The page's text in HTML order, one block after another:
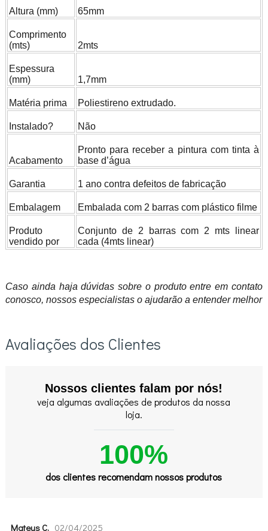
Altura (mm) 65mm
Comprimento
(mts)
2mts
Espessura
(mm)
1,7mm
Matéria prima Poliestireno extrudado.
Instalado? Não
Acabamento
Pronto para receber a pintura com tinta à
base d’água
Garantia 1 ano contra defeitos de fabricação
Embalagem Embalada com 2 barras com plástico filme
Produto
vendido por
Conjunto de 2 barras com 2 mts linear
cada (4mts linear)
Caso ainda haja dúvidas sobre o produto entre em contato
conosco, nossos especialistas o ajudarão a entender melhor
Avaliações dos Clientes
Nossos clientes falam por nós!
veja algumas avaliações de produtos da nossa
loja.
100%
dos clientes recomendam nossos produtos
Mateus C. 02/04/2025